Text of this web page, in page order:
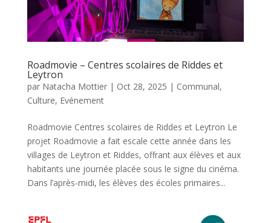
Roadmovie – Centres scolaires de Riddes et
Leytron
par Natacha Mottier| Oct 28, 2025 | Communal,
Culture, Evénement
Roadmovie Centres scolaires de Riddes et Leytron Le
projet Roadmovie a fait escale cette année dans les
villages de Leytron et Riddes, offrant aux élèves et aux
habitants une journée placée sous le signe du cinéma.
Dans l’après-midi, les élèves des écoles primaires...